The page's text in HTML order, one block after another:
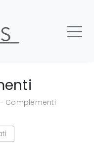
- Complementi